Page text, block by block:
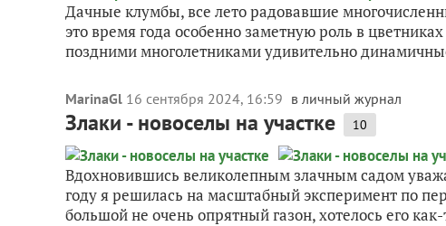
Дачные клумбы, все лето радовавшие
это время года особенно заметную роль в
поздними многолетниками удивительно
MarinaGl 16 сентября 2024, 16:59 в личный журнал
Злаки - новоселы на участке 10
Вдохновившись великолепным злачным садом
году я решилась на масштабный эксперимент по
большой не очень опрятный газон, хотелось его